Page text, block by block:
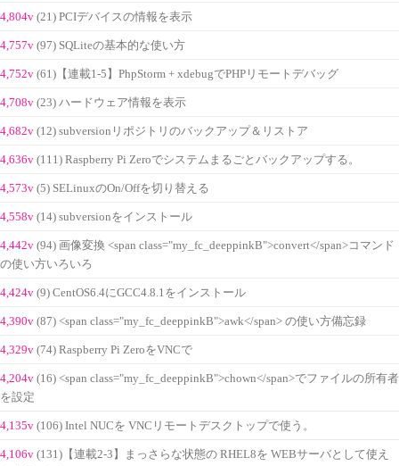
4,804v (21) PCIデバイスの情報を表示
4,757v (97) SQLiteの基本的な使い方
4,752v (61)【連載1-5】PhpStorm + xdebugでPHPリモートデバッグ
4,708v (23) ハードウェア情報を表示
4,682v (12) subversionリポジトリのバックアップ＆リストア
4,636v (111) Raspberry Pi Zeroでシステムまるごとバックアップする。
4,573v (5) SELinuxのOn/Offを切り替える
4,558v (14) subversionをインストール
4,442v (94) 画像変換 <span class="my_fc_deeppinkB">convert</span>コマンド
の使い方いろいろ
4,424v (9) CentOS6.4にGCC4.8.1をインストール
4,390v (87) <span class="my_fc_deeppinkB">awk</span> の使い方備忘録
4,329v (74) Raspberry Pi ZeroをVNCで
4,204v (16) <span class="my_fc_deeppinkB">chown</span>でファイルの所有者
を設定
4,135v (106) Intel NUCを VNCリモートデスクトップで使う。
4,106v (131)【連載2-3】まっさらな状態の RHEL8を WEBサーバとして使え